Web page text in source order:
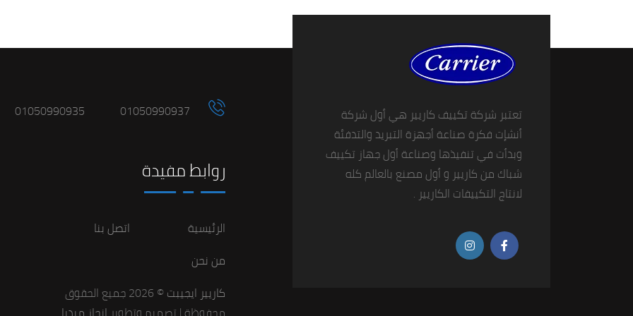
تعتبر شركة تكييف كاريير هي أول شركة
أنشإت فكرة صناعة أجهزة التبريد والتدفئة
وبدأت في تنفيذها وصناعة أول جهاز تكييف
شباك من كاريير و أول مصنع بالعالم كله
لانتاج التكييفات الكاريير .
01050990937
01050990935
روابط مفيدة
اتصل بنا
الرئيسية
من نحن
كاريير ايجيبت
© 2026 جميع الحقوق